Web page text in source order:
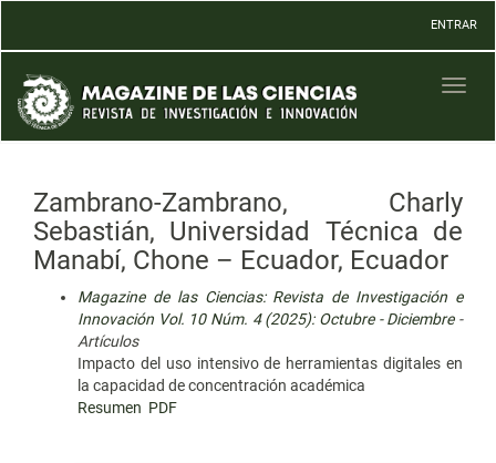
Contenido
principal
Barra
lateral
ENTRAR
Zambrano-Zambrano, Charly
Sebastián, Universidad Técnica de
Manabí, Chone – Ecuador, Ecuador
Magazine de las Ciencias: Revista de Investigación e
Innovación Vol. 10 Núm. 4 (2025): Octubre - Diciembre-
Artículos
Impacto del uso intensivo de herramientas digitales en
la capacidad de concentración académica
Resumen PDF